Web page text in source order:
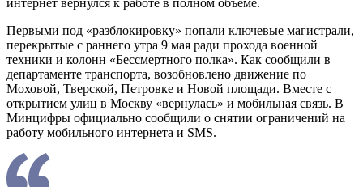
Первыми под «разблокировку» попали ключевые магистрали,
перекрытые с раннего утра 9 мая ради прохода военной
техники и колонн «Бессмертного полка». Как сообщили в
департаменте транспорта, возобновлено движение по
Моховой, Тверской, Петровке и Новой площади. Вместе с
открытием улиц в Москву «вернулась» и мобильная связь. В
Минцифры официально сообщили о снятии ограничений на
работу мобильного интернета и SMS.